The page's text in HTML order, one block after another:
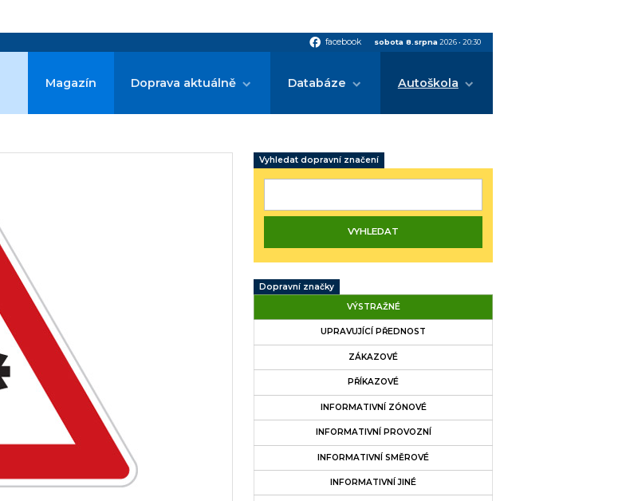
facebook facebook sobota 8.srpna 2026• 20:30
Magazín Doprava aktuálně Databáze Autoškola
Vyhledat dopravní značení
Dopravní značky
VÝSTRAŽNÉ
UPRAVUJÍCÍ PŘEDNOST
ZÁKAZOVÉ
PŘÍKAZOVÉ
INFORMATIVNÍ ZÓNOVÉ
INFORMATIVNÍ PROVOZNÍ
INFORMATIVNÍ SMĚROVÉ
INFORMATIVNÍ JINÉ